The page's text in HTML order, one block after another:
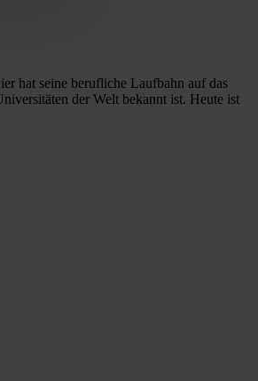
hat seine berufliche Laufbahn auf das
der Welt bekannt ist. Heute ist